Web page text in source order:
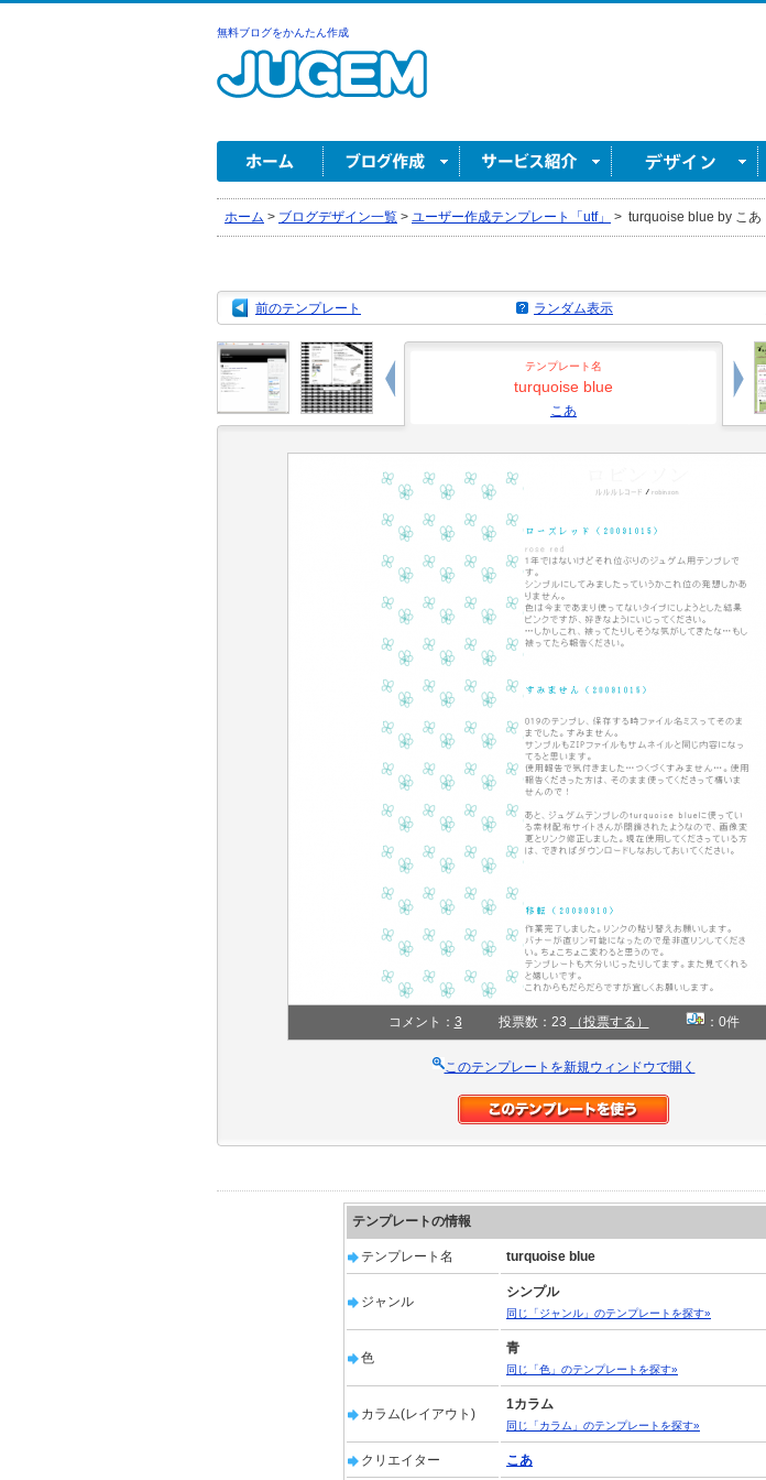
無料ブログをかんたん作成
ホーム > ブログデザイン一覧 > ユーザー作成テンプレート「utf」 > turquoise blue by こあ
前のテンプレート ランダム表示
テンプレート名
turquoise blue
こあ
コメント： 3 投票数：23 （投票する） ：0件
このテンプレートを新規ウィンドウで開く
テンプレートの情報
テンプレート名 turquoise blue
ジャンル
シンプル
同じ「ジャンル」のテンプレートを探す»
色
青
同じ「色」のテンプレートを探す»
カラム(レイアウト)
1カラム
同じ「カラム」のテンプレートを探す»
クリエイター こあ